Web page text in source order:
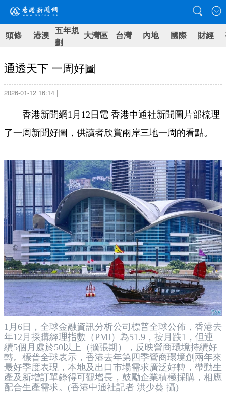
頭條 港澳 五年規
劃
大灣區 台灣 內地 國際 財經
通透天下 一周好圖
2026-01-12 16:14 |
香港新聞網1月12日電 香港中通社新聞圖片部梳理
了一周新聞好圖，供讀者欣賞兩岸三地一周的看點。
1月6日，全球金融資訊分析公司標普全球公佈，香港去
年12月採購經理指數（PMI）為51.9，按月跌1，但連
續5個月處於50以上（擴張期），反映營商環境持續好
轉。標普全球表示，香港去年第四季營商環境創兩年來
最好季度表現，本地及出口市場需求廣泛好轉，帶動生
產及新增訂單錄得可觀增長，鼓勵企業積極採購，相應
配合生產需求。(香港中通社記者 洪少葵 攝)